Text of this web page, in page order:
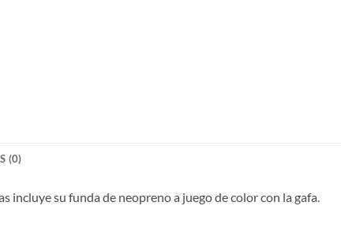
(0)
incluye su funda de neopreno a juego de color con la gafa.